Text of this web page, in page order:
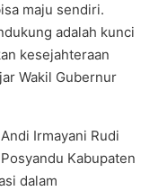
maju sendiri.
adalah kunci
kesejahteraan
Wakil Gubernur
Irmayani Rudi
Kabupaten
dalam